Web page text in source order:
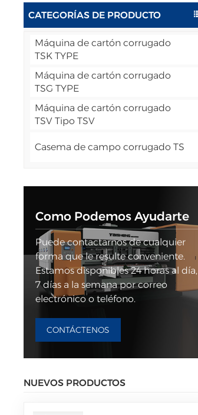
CATEGORÍAS DE PRODUCTO
Máquina de cartón corrugado
TSK TYPE
Máquina de cartón corrugado
TSG TYPE
Máquina de cartón corrugado
TSV Tipo TSV
Casema de campo corrugado TS
Como Podemos Ayudarte
Puede contactarnos de cualquier
forma que le resulte conveniente.
Estamos disponibles 24 horas al día,
7 días a la semana por correo
electrónico o teléfono.
CONTÁCTENOS
NUEVOS PRODUCTOS